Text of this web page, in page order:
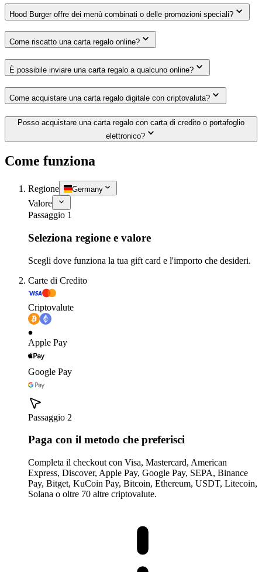
Hood Burger offre dei menù combinati o delle promozioni speciali?
Come riscatto una carta regalo online?
È possibile inviare una carta regalo a qualcuno online?
Come acquistare una carta regalo digitale con criptovaluta?
Posso acquistare una carta regalo con carta di credito o portafoglio
elettronico?
Come funziona
Regione Germany
Valore
Passaggio 1
Seleziona regione e valore
Scegli dove funziona la tua gift card e l'importo che desideri.
Carte di Credito
Criptovalute
Apple Pay
Google Pay
Passaggio 2
Paga con il metodo che preferisci
Completa il checkout con Visa, Mastercard, American
Express, Discover, Apple Pay, Google Pay, SEPA, Binance
Pay, Bitget, KuCoin Pay, Bitcoin, Ethereum, USDT, Litecoin,
Solana o oltre 70 altre criptovalute.